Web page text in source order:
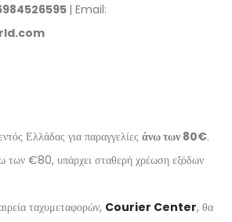
| Email:
Ελλάδας για παραγγελίες άνω των 80€.
των €80, υπάρχει σταθερή χρέωση εξόδων
ταχυμεταφορών, Courier Center, θα